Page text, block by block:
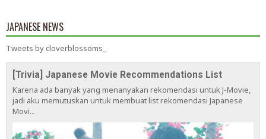
JAPANESE NEWS
Tweets by cloverblossoms_
[Trivia] Japanese Movie Recommendations List
Karena ada banyak yang menanyakan rekomendasi untuk J-Movie,
jadi aku memutuskan untuk membuat list rekomendasi Japanese
Movi...